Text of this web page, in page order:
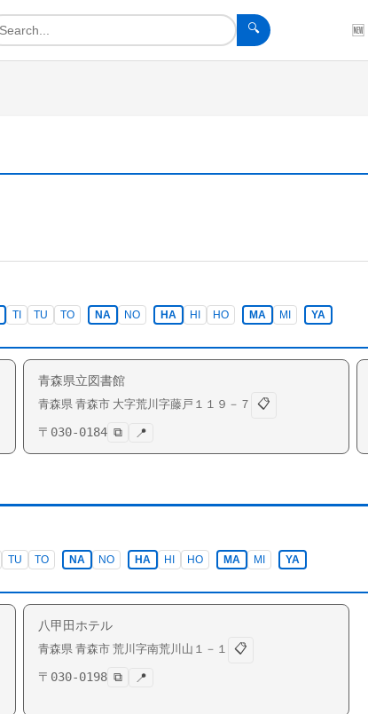
🔍 🆕
TI TU TO NA NO HA HI HO MA MI YA
青森県立図書館
青森県 青森市 大字荒川字藤戸１１９－７
📋
〒 030-0184 ⧉ 📍
TU TO NA NO HA HI HO MA MI YA
八甲田ホテル
青森県 青森市 荒川字南荒川山１－１
📋
〒 030-0198 ⧉ 📍